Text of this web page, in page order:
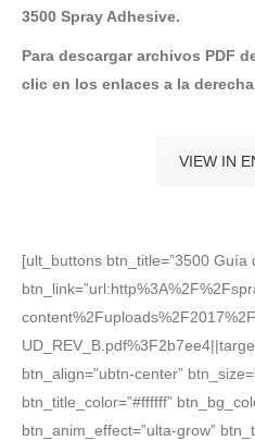
3500 Spray Adhesive.
Para descargar archivos PDF
clic en los enlaces a la
VIEW IN
[ult_buttons btn_title=”3500 Guía
btn_align=”ubtn-center”
btn_title_color=”#ffffff”
btn_anim_effect=”ulta-grow”